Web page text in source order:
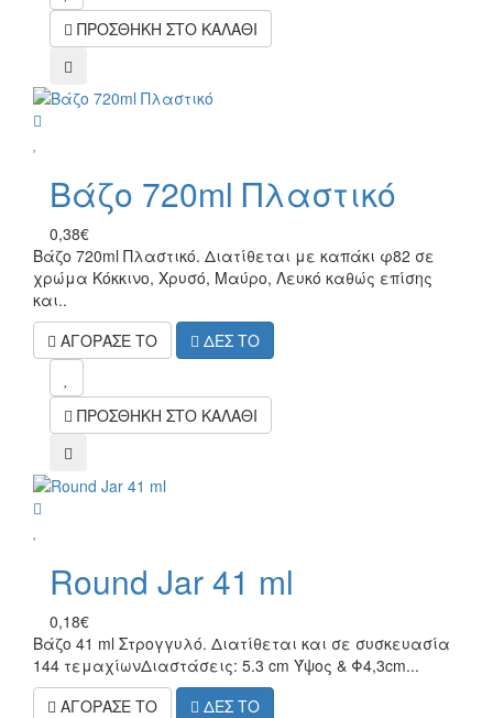
ΠΡΟΣΘΗΚΗ ΣΤΟ ΚΑΛΑΘΙ
compare
Βάζο 720ml Πλαστικό
0,38€
Βάζο 720ml Πλαστικό. Διατίθεται με καπάκι φ82 σε
χρώμα Κόκκινο, Χρυσό, Μαύρο, Λευκό καθώς επίσης
και..
ΑΓΟΡΑΣΕ ΤΟ
ΔΕΣ ΤΟ
ΠΡΟΣΘΗΚΗ ΣΤΟ ΚΑΛΑΘΙ
compare
Round Jar 41 ml
0,18€
Βάζο 41 ml Στρογγυλό. Διατίθεται και σε συσκευασία
144 τεμαχίωνΔιαστάσεις: 5.3 cm Ύψος & Φ4,3cm...
ΑΓΟΡΑΣΕ ΤΟ
ΔΕΣ ΤΟ